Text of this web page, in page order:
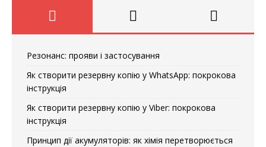
Резонанс: прояви і застосування
Як створити резервну копію у WhatsApp: покрокова
інструкція
Як створити резервну копію у Viber: покрокова
інструкція
Принцип дії акумуляторів: як хімія перетворюється